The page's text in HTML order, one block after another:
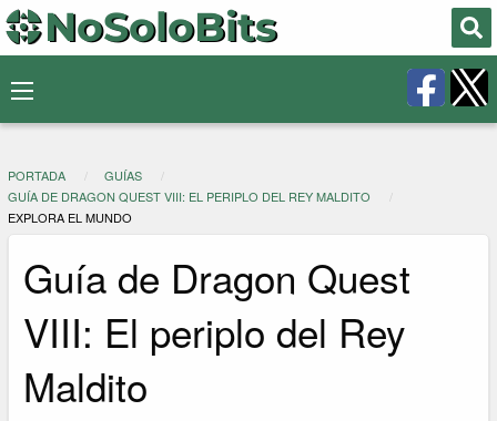
PORTADA
GUÍAS
GUÍA DE DRAGON QUEST VIII: EL PERIPLO DEL REY MALDITO
EXPLORA EL MUNDO
Guía de Dragon Quest
VIII: El periplo del Rey
Maldito